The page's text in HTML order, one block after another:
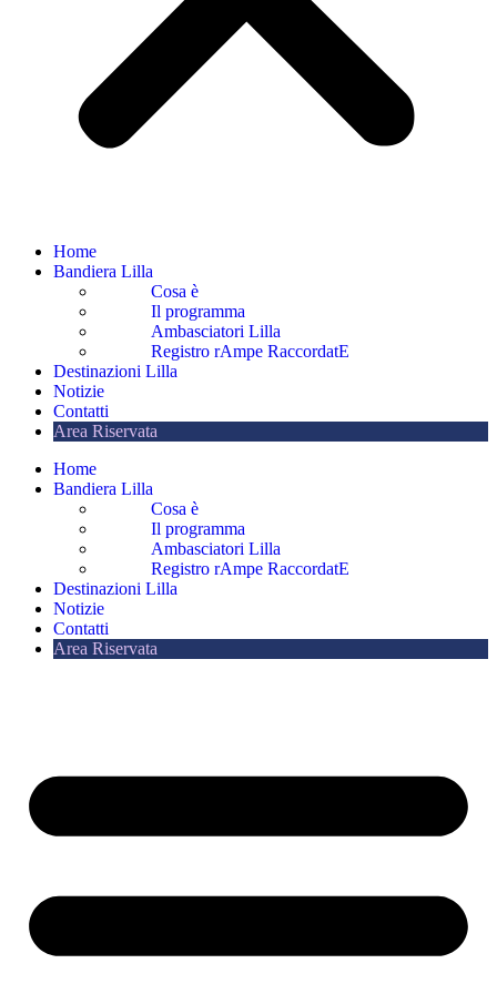
Home
Bandiera Lilla
Cosa è
Il programma
Ambasciatori Lilla
Registro rAmpe RaccordatE
Destinazioni Lilla
Notizie
Contatti
Area Riservata
Home
Bandiera Lilla
Cosa è
Il programma
Ambasciatori Lilla
Registro rAmpe RaccordatE
Destinazioni Lilla
Notizie
Contatti
Area Riservata